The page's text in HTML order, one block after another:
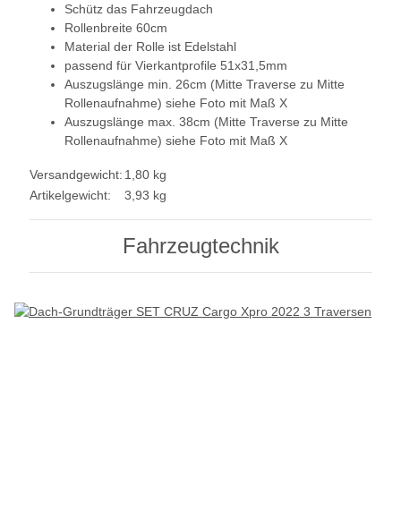
Schütz das Fahrzeugdach
Rollenbreite 60cm
Material der Rolle ist Edelstahl
passend für Vierkantprofile 51x31,5mm
Auszugslänge min. 26cm (Mitte Traverse zu Mitte
Rollenaufnahme) siehe Foto mit Maß X
Auszugslänge max. 38cm (Mitte Traverse zu Mitte
Rollenaufnahme) siehe Foto mit Maß X
Versandgewicht: 1,80 kg
Artikelgewicht:
3,93 kg
Fahrzeugtechnik